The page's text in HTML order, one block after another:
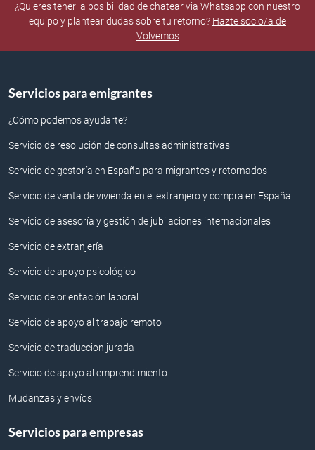
¿Quieres tener la posibilidad de chatear via Whatsapp con nuestro
equipo y plantear dudas sobre tu retorno? Hazte socio/a de
Volvemos
Servicios para emigrantes
¿Cómo podemos ayudarte?
Servicio de resolución de consultas administrativas
Servicio de gestoría en España para migrantes y retornados
Servicio de venta de vivienda en el extranjero y compra en España
Servicio de asesoría y gestión de jubilaciones internacionales
Servicio de extranjería
Servicio de apoyo psicológico
Servicio de orientación laboral
Servicio de apoyo al trabajo remoto
Servicio de traduccion jurada
Servicio de apoyo al emprendimiento
Mudanzas y envíos
Servicios para empresas